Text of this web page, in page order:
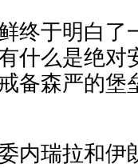
终于明白了
什么是绝对
备森严的堡
内瑞拉和伊